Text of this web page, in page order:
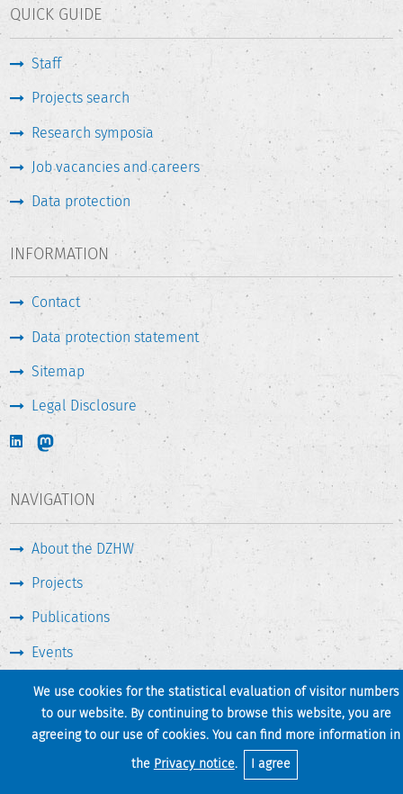
We use cookies for the statistical evaluation of visitor numbers
to our website. By continuing to browse this website, you are
agreeing to our use of cookies. You can find more information in
the Privacy notice. I agree
QUICK GUIDE
Staff
Projects search
Research symposia
Job vacancies and careers
Data protection
INFORMATION
Contact
Data protection statement
Sitemap
Legal Disclosure
NAVIGATION
About the DZHW
Projects
Publications
Events
Press & Service
Back to top